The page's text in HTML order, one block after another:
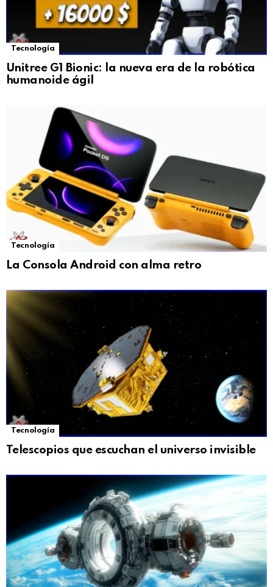
Tecnología
Unitree G1 Bionic: la nueva era de la robótica
humanoide ágil
Tecnología
La Consola Android con alma retro
Tecnología
Telescopios que escuchan el universo invisible